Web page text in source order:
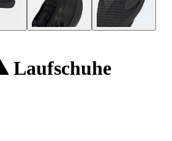
Laufschuhe